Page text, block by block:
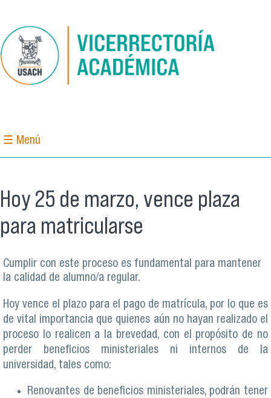
☰ Menú
Hoy 25 de marzo, vence plaza
para matricularse
Cumplir con este proceso es fundamental para mantener
la calidad de alumno/a regular.
Hoy vence el plazo para el pago de matrícula, por lo que es
de vital importancia que quienes aún no hayan realizado el
proceso lo realicen a la brevedad, con el propósito de no
perder beneficios ministeriales ni internos de la
universidad, tales como:
Renovantes de beneficios ministeriales, podrán tener